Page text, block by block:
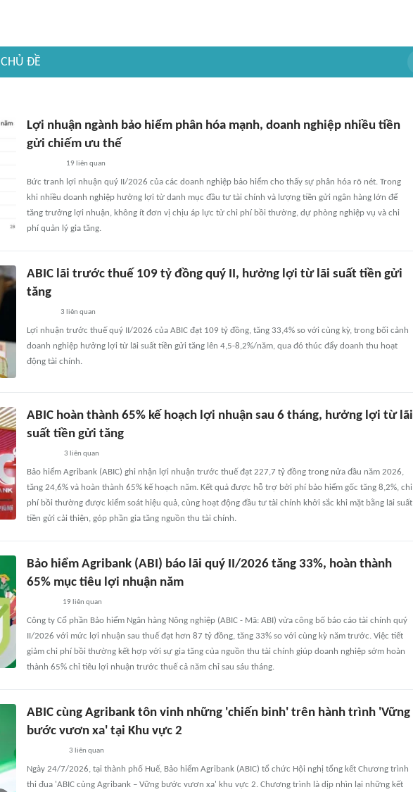
CHỦ ĐỀ
Lợi nhuận ngành bảo hiểm phân hóa mạnh, doanh nghiệp nhiều tiền
gửi chiếm ưu thế
19 liên quan
Bức tranh lợi nhuận quý II/2026 của các doanh nghiệp bảo hiểm cho thấy sự phân hóa rõ nét. Trong
khi nhiều doanh nghiệp hưởng lợi từ danh mục đầu tư tài chính và lượng tiền gửi ngân hàng lớn để
tăng trưởng lợi nhuận, không ít đơn vị chịu áp lực từ chi phí bồi thường, dự phòng nghiệp vụ và chi
phí quản lý gia tăng.
ABIC lãi trước thuế 109 tỷ đồng quý II, hưởng lợi từ lãi suất tiền gửi
tăng
3 liên quan
Lợi nhuận trước thuế quý II/2026 của ABIC đạt 109 tỷ đồng, tăng 33,4% so với cùng kỳ, trong bối cảnh
doanh nghiệp hưởng lợi từ lãi suất tiền gửi tăng lên 4,5-8,2%/năm, qua đó thúc đẩy doanh thu hoạt
động tài chính.
ABIC hoàn thành 65% kế hoạch lợi nhuận sau 6 tháng, hưởng lợi từ lãi
suất tiền gửi tăng
3 liên quan
Bảo hiểm Agribank (ABIC) ghi nhận lợi nhuận trước thuế đạt 227,7 tỷ đồng trong nửa đầu năm 2026,
tăng 24,6% và hoàn thành 65% kế hoạch năm. Kết quả được hỗ trợ bởi phí bảo hiểm gốc tăng 8,2%, chi
phí bồi thường được kiểm soát hiệu quả, cùng hoạt động đầu tư tài chính khởi sắc khi mặt bằng lãi suất
tiền gửi cải thiện, góp phần gia tăng nguồn thu tài chính.
Bảo hiểm Agribank (ABI) báo lãi quý II/2026 tăng 33%, hoàn thành
65% mục tiêu lợi nhuận năm
19 liên quan
Công ty Cổ phần Bảo hiểm Ngân hàng Nông nghiệp (ABIC - Mã: ABI) vừa công bố báo cáo tài chính quý
II/2026 với mức lợi nhuận sau thuế đạt hơn 87 tỷ đồng, tăng 33% so với cùng kỳ năm trước. Việc tiết
giảm chi phí bồi thường kết hợp với sự gia tăng của nguồn thu tài chính giúp doanh nghiệp sớm hoàn
thành 65% chỉ tiêu lợi nhuận trước thuế cả năm chỉ sau sáu tháng.
ABIC cùng Agribank tôn vinh những 'chiến binh' trên hành trình 'Vững
bước vươn xa' tại Khu vực 2
3 liên quan
Ngày 24/7/2026, tại thành phố Huế, Bảo hiểm Agribank (ABIC) tổ chức Hội nghị tổng kết Chương trình
thi đua 'ABIC cùng Agribank – Vững bước vươn xa' khu vực 2. Chương trình là dịp nhìn lại những kết